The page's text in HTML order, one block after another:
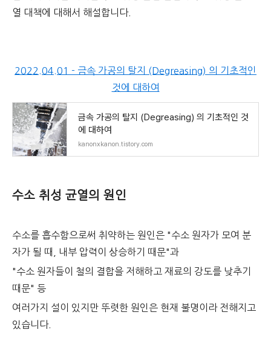
열 대책에 대해서 해설합니다.
2022.04.01 - 금속 가공의 탈지 (Degreasing) 의 기초적인
것에 대하여
금속 가공의 탈지 (Degreasing) 의 기초적인 것
에 대하여
kanonxkanon.tistory.com
수소 취성 균열의 원인
수소를 흡수함으로써 취약하는 원인은 "수소 원자가 모여 분
자가 될 때, 내부 압력이 상승하기 때문"과
"수소 원자들이 철의 결합을 저해하고 재료의 강도를 낮추기
때문" 등
여러가지 설이 있지만 뚜렷한 원인은 현재 불명이라 전해지고
있습니다.